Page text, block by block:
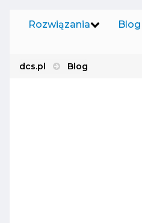
Rozwiązania Blog
Sprzedaż
dcs.pl Blog